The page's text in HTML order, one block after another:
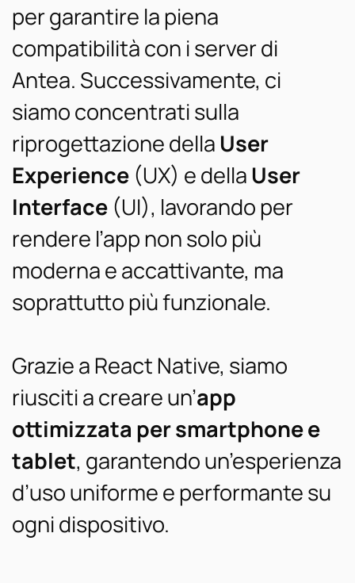
per garantire la piena
compatibilità con i server di
Antea. Successivamente, ci
siamo concentrati sulla
riprogettazione della User
Experience (UX) e della User
Interface (UI), lavorando per
rendere l’app non solo più
moderna e accattivante, ma
soprattutto più funzionale.
Grazie a React Native, siamo
riusciti a creare un’app
ottimizzata per smartphone e
tablet, garantendo un’esperienza
d’uso uniforme e performante su
ogni dispositivo.